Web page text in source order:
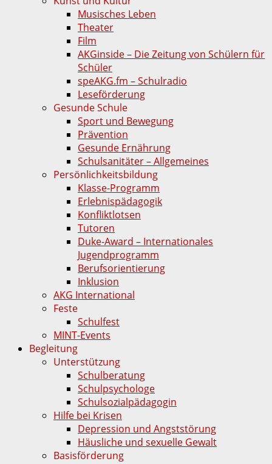
Musisches Leben
Theater
Film
AKGinside – Die Zeitung von Schülern für
Schüler
speAKG.fm – Schulradio
Leseförderung
Gesunde Schule
Sport und Bewegung
Prävention
Gesunde Ernährung
Schulsanitäter – Allgemeines
Persönlichkeitsbildung
Klasse-Programm
Erlebnispädagogik
Konfliktlotsen
Tutoren
Duke-Award – Internationales
Jugendprogramm
Berufsorientierung
Inklusion
AKG International
Feste
Schulfest
MINT-Events
Begleitung
Unterstützung
Schulberatung
Schulpsychologe
Schulsozialpädagogin
Hilfe bei Krisen
Depression und Angststörung
Häusliche und sexuelle Gewalt
Basisförderung